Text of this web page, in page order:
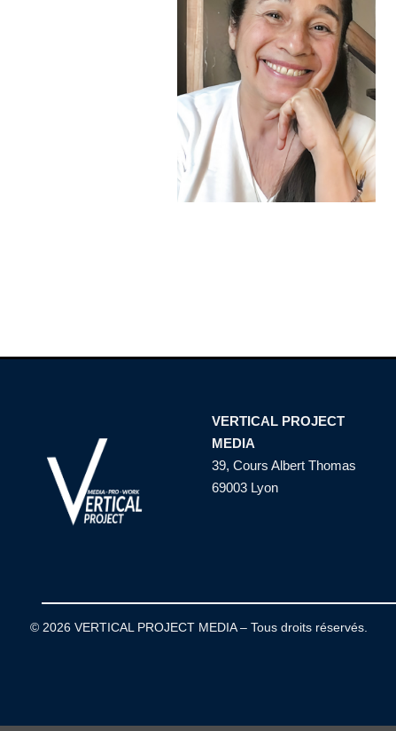
VERTICAL PROJECT
MEDIA
39, Cours Albert Thomas
69003 Lyon
© 2026 VERTICAL PROJECT MEDIA – Tous droits réservés.